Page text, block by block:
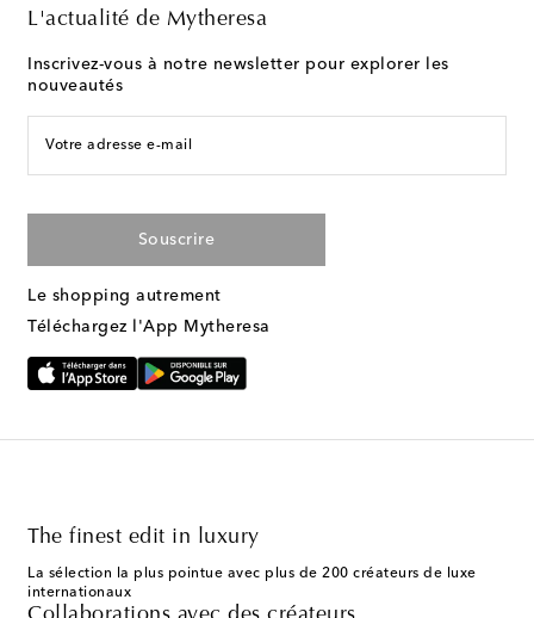
L'actualité de Mytheresa
Inscrivez-vous à notre newsletter pour explorer les
nouveautés
Votre adresse e-mail
Souscrire
Le shopping autrement
Téléchargez l'App Mytheresa
The finest edit in luxury
La sélection la plus pointue avec plus de 200 créateurs de luxe
internationaux